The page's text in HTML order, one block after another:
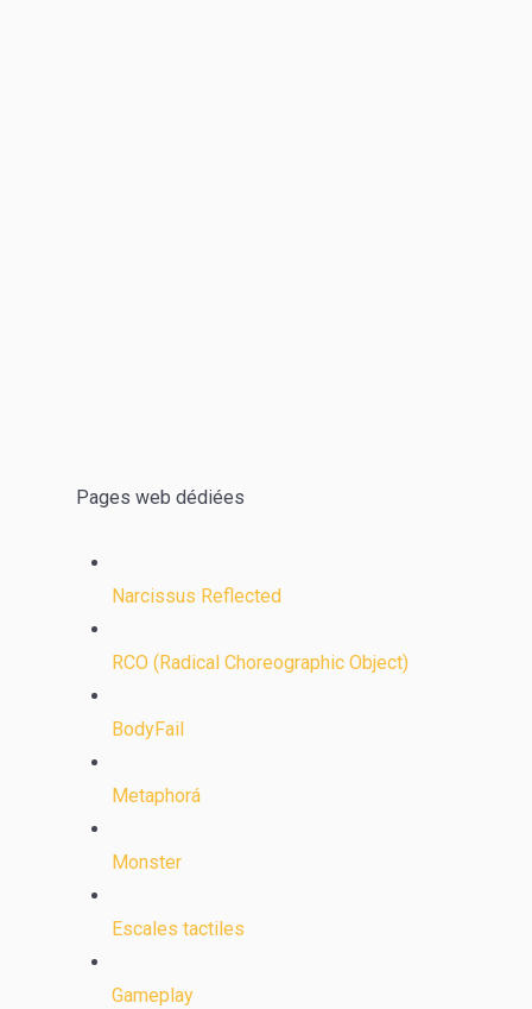
Pages web dédiées
Narcissus Reflected
RCO (Radical Choreographic Object)
BodyFail
Metaphorá
Monster
Escales tactiles
Gameplay